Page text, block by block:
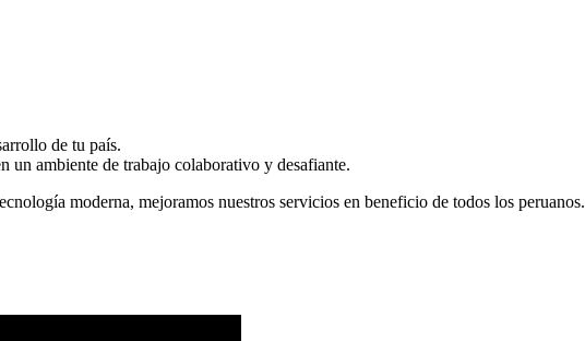
de tu país.
un ambiente de trabajo colaborativo y desafiante.
moderna, mejoramos nuestros servicios en beneficio de todos los peruanos.